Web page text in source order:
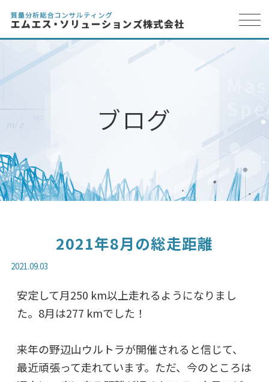
2021年8月の総走距離
2021.09.03
安定して月250 km以上走れるようになりまし
た。8月は277 kmでした！
来年の野辺山ウルトラが開催されると信じて、
最近頑張って走れています。ただ、今のところは